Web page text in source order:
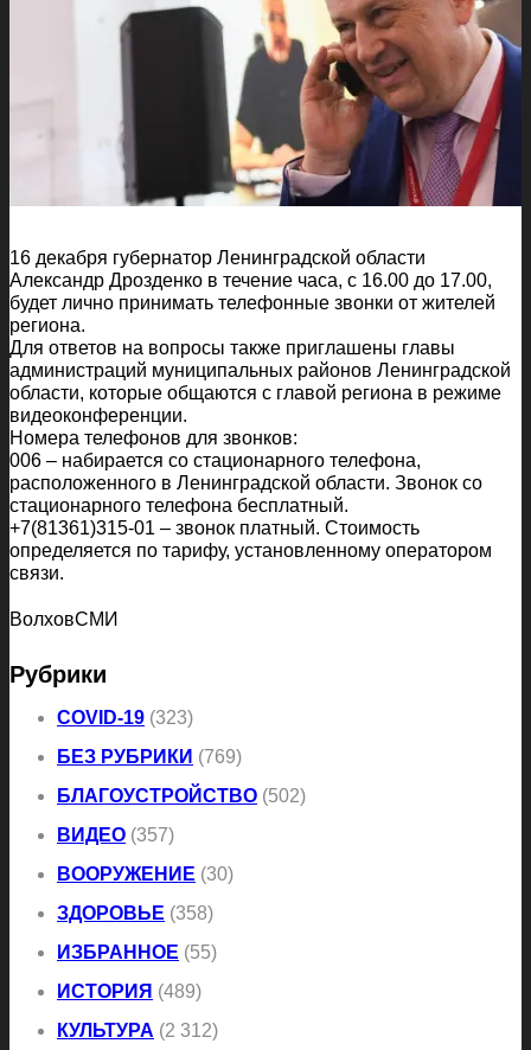
16 декабря губернатор Ленинградской области
Александр Дрозденко в течение часа, с 16.00 до 17.00,
будет лично принимать телефонные звонки от жителей
региона.
Для ответов на вопросы также приглашены главы
администраций муниципальных районов Ленинградской
области, которые общаются с главой региона в режиме
видеоконференции.
Номера телефонов для звонков:
006 – набирается со стационарного телефона,
расположенного в Ленинградской области. Звонок со
стационарного телефона бесплатный.
+7(81361)315-01 – звонок платный. Стоимость
определяется по тарифу, установленному оператором
связи.
ВолховСМИ
Рубрики
COVID-19 (323)
БЕЗ РУБРИКИ (769)
БЛАГОУСТРОЙСТВО (502)
ВИДЕО (357)
ВООРУЖЕНИЕ (30)
ЗДОРОВЬЕ (358)
ИЗБРАННОЕ (55)
ИСТОРИЯ (489)
КУЛЬТУРА (2 312)